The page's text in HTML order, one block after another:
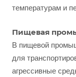
температурам и
Пищевая
В пищевой
для
агрессивные